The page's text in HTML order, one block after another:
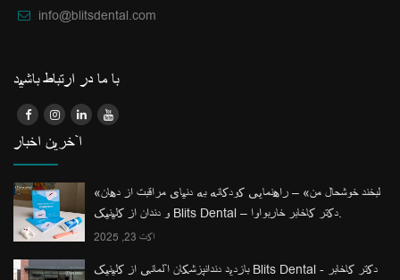
info@blitsdental.com
با ما در ارتباط باشید
آخرین اخبار
«لبخند خوشحال من» – راهنمایی کودکانه به دنیای مراقبت از دهان
و دندان از کلینیک Blits Dental – دکتر کاخابر خاربواوا.
اکت 23, 2025
بازدید دندانپزشکان آلمانی از کلینیک Blits Dental - دکتر کاخابر